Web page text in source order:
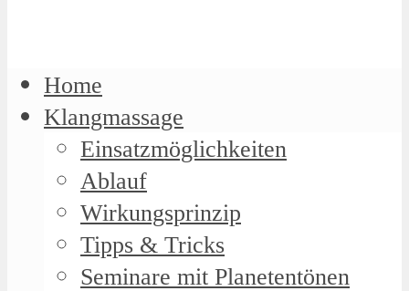
Home
Klangmassage
Einsatzmöglichkeiten
Ablauf
Wirkungsprinzip
Tipps & Tricks
Seminare mit Planetentönen